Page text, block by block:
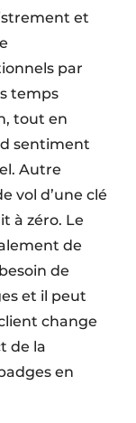
et
par
temps
tout en
sentiment
Autre
vol d’une clé
à zéro. Le
de
de
et il peut
change
de la
en